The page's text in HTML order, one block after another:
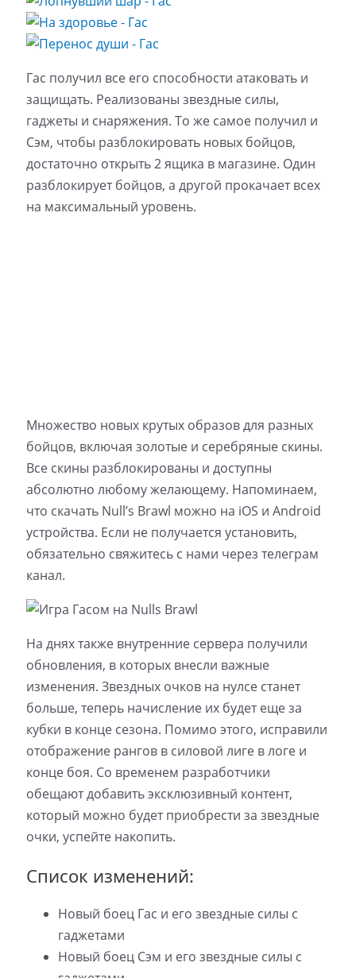
Гас получил все его способности атаковать и
защищать. Реализованы звездные силы,
гаджеты и снаряжения. То же самое получил и
Сэм, чтобы разблокировать новых бойцов,
достаточно открыть 2 ящика в магазине. Один
разблокирует бойцов, а другой прокачает всех
на максимальный уровень.
Множество новых крутых образов для разных
бойцов, включая золотые и серебряные скины.
Все скины разблокированы и доступны
абсолютно любому желающему. Напоминаем,
что скачать Null’s Brawl можно на iOS и Android
устройства. Если не получается установить,
обязательно свяжитесь с нами через телеграм
канал.
На днях также внутренние сервера получили
обновления, в которых внесли важные
изменения. Звездных очков на нулсе станет
больше, теперь начисление их будет еще за
кубки в конце сезона. Помимо этого, исправили
отображение рангов в силовой лиге в логе и
конце боя. Со временем разработчики
обещают добавить эксклюзивный контент,
который можно будет приобрести за звездные
очки, успейте накопить.
Список изменений:
Новый боец Гас и его звездные силы с
гаджетами
Новый боец Сэм и его звездные силы с